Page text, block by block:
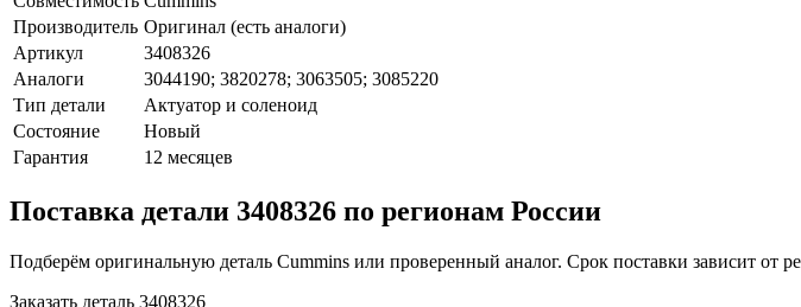
Производитель Оригинал (есть аналоги)
Артикул
3408326
Аналоги
3044190; 3820278; 3063505; 3085220
Тип детали
Актуатор и соленоид
Состояние
Новый
Гарантия
12 месяцев
Поставка детали 3408326 по регионам России
Подберём оригинальную деталь Cummins или проверенный аналог. Срок поставки зависит от
Заказать деталь 3408326